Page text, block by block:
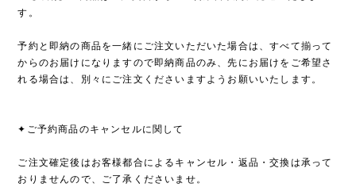
す。
予約と即納の商品を一緒にご注文いただいた場合は、すべて揃って
からのお届けになりますので即納商品のみ、先にお届けをご希望さ
れる場合は、別々にご注文くださいますようお願いいたします。
✦ご予約商品のキャンセルに関して
ご注文確定後はお客様都合によるキャンセル・返品・交換は承って
おりませんので、ご了承くださいませ。